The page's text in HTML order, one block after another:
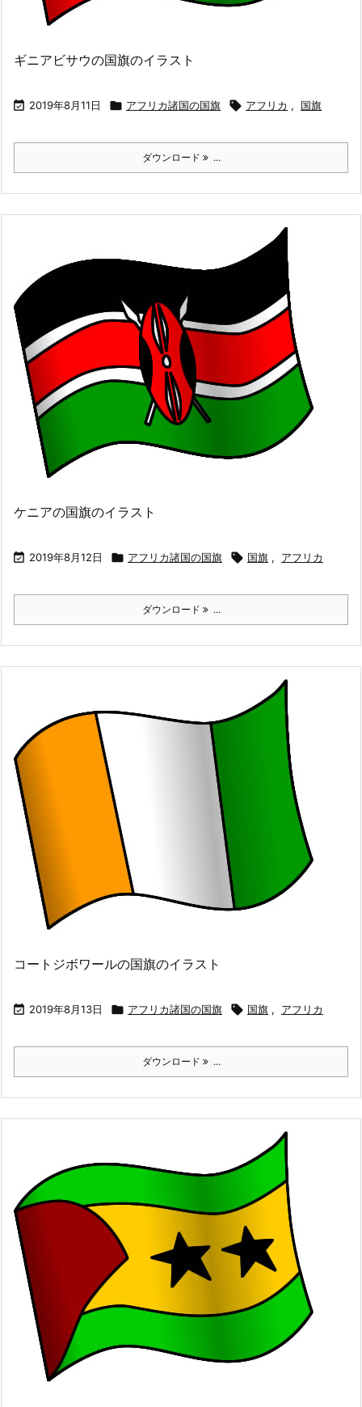
ギニアビサウの国旗のイラスト
 2019年8月11日  アフリカ諸国の国旗  アフリカ , 国旗
ダウンロード ...
ケニアの国旗のイラスト
 2019年8月12日  アフリカ諸国の国旗  国旗 , アフリカ
ダウンロード ...
コートジボワールの国旗のイラスト
 2019年8月13日  アフリカ諸国の国旗  国旗 , アフリカ
ダウンロード ...